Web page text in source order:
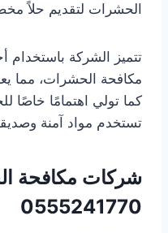
الحشرات لتقديم حلاً
تتميز الشركة باستخدام
مكافحة الحشرات، مما
كما تولي اهتمامًا خاصًا
تستخدم مواد آمنة
شركات مكافحة
0555241770